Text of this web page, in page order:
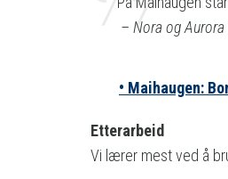
– Nora og
• Maihaugen:
Etterarbeid
Vi lærer mest ved å